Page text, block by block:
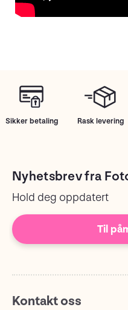
Sikker betaling Rask levering
Nyhetsbrev fra
Hold deg oppdatert
Til
Kontakt oss